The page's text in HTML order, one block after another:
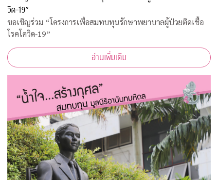
วิด-19”
ขอเชิญร่วม “โครงการเพื่อสมทบทุนรักษาพยาบาลผู้ป่วยติดเชื้อ
โรคโควิด-19”
อ่านเพิ่มเติม